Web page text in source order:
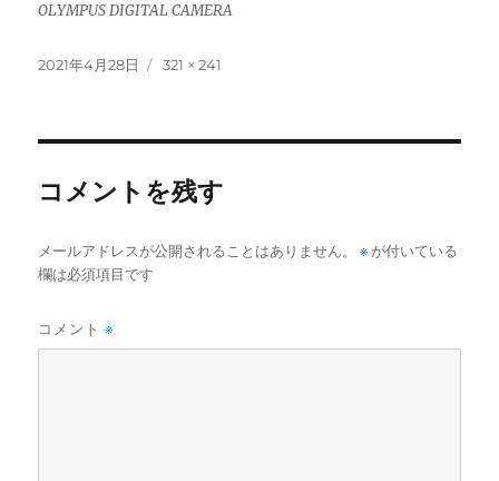
OLYMPUS DIGITAL CAMERA
投
2021年4月28日
フ
321 × 241
コメントを残す
メールアドレスが公開されることはありません。 ※ が付いている
欄は必須項目です
コメント※